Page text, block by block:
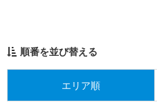
順番を並び替える
エリア順